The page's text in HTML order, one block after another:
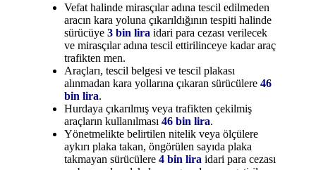
Vefat halinde mirasçılar adına tescil edilmeden
aracın kara yoluna çıkarıldığının tespiti halinde
sürücüye3 bin lira idari para cezası verilecek
ve mirasçılar adına tescil ettirilinceye kadar araç
trafikten men.
Araçları, tescil belgesi ve tescil plakası
alınmadan kara yollarına çıkaran sürücülere46
bin lira.
Hurdaya çıkarılmış veya trafikten çekilmiş
araçların kullanılması46 bin lira.
Yönetmelikte belirtilen nitelik veya ölçülere
aykırı plaka takan, öngörülen sayıda plaka
takmayan sürücülere4 bin lira idari para cezası